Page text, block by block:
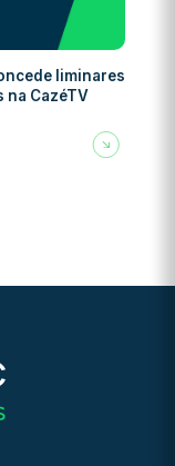
liminares
na CazéTV